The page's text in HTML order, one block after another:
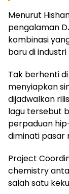
Menurut
pengalaman
kombinasi
baru di industri
Tak berhenti
menyiapkan
dijadwalkan
lagu tersebut
perpaduan
diminati pasar
Project
chemistry
salah satu